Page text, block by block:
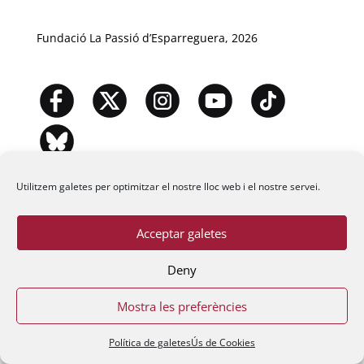
Utilitzem galetes per optimitzar el nostre lloc web i el nostre servei.
Acceptar galetes
Deny
Mostra les preferències
Política de galetesÚs de Cookies
Fundació La Passió d’Esparreguera, 2026